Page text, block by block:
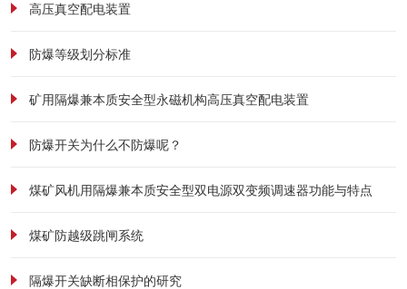
高压真空配电装置
防爆等级划分标准
矿用隔爆兼本质安全型永磁机构高压真空配电装置
防爆开关为什么不防爆呢？
煤矿风机用隔爆兼本质安全型双电源双变频调速器功能与特点
煤矿防越级跳闸系统
隔爆开关缺断相保护的研究